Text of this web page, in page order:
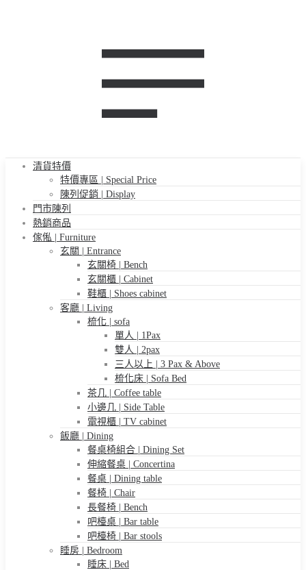
清貨特價
特價專區 | Special Price
陳列促銷 | Display
門市陳列
熱銷商品
傢俬 | Furniture
玄關 | Entrance
玄關椅 | Bench
玄關櫃 | Cabinet
鞋櫃 | Shoes cabinet
客廳 | Living
梳化 | sofa
單人 | 1Pax
雙人 | 2pax
三人以上 | 3 Pax & Above
梳化床 | Sofa Bed
茶几 | Coffee table
小邊几 | Side Table
電視櫃 | TV cabinet
飯廳 | Dining
餐桌椅組合 | Dining Set
伸縮餐桌 | Concertina
餐桌 | Dining table
餐椅 | Chair
長餐椅 | Bench
吧檯桌 | Bar table
吧檯椅 | Bar stools
睡房 | Bedroom
睡床 | Bed